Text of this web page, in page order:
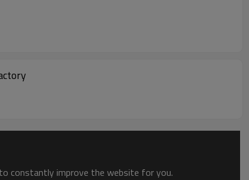
constantly improve the website for you.